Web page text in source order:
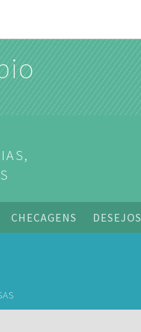
CHECAGENS DESEJOS